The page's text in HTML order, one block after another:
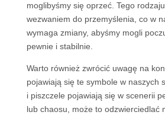
moglibyśmy się oprzeć. Tego
wezwaniem do przemyślenia, co w
wymaga zmiany, abyśmy mogli
pewnie i stabilnie.
Warto również zwrócić uwagę na
pojawiają się te symbole w naszych
i piszczele pojawiają się w scenerii
lub chaosu, może to odzwierciedlać